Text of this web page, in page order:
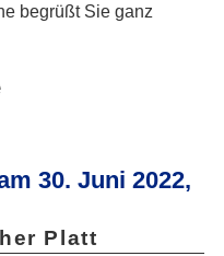
begrüßt Sie ganz
30. Juni 2022,
Platt